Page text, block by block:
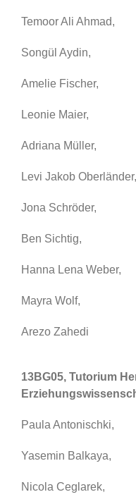
Temoor Ali Ahmad,
Songül Aydin,
Amelie Fischer,
Leonie Maier,
Adriana Müller,
Levi Jakob Oberländer,
Jona Schröder,
Ben Sichtig,
Hanna Lena Weber,
Mayra Wolf,
Arezo Zahedi
13BG05, Tutorium
Paula Antonischki,
Yasemin Balkaya,
Nicola Ceglarek,